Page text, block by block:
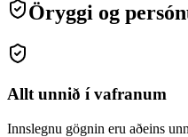
Öryggi og
Allt unnið í vafranum
Innslegnu gögnin eru aðeins